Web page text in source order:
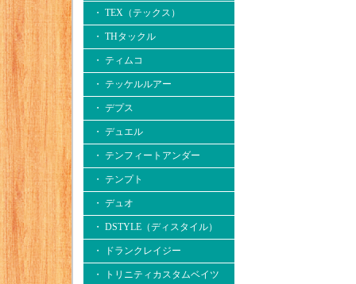
・ TEX（テックス）
・ THタックル
・ ティムコ
・ テッケルルアー
・ デプス
・ デュエル
・ テンフィートアンダー
・ テンプト
・ デュオ
・ DSTYLE（ディスタイル）
・ ドランクレイジー
・ トリニティカスタムベイツ